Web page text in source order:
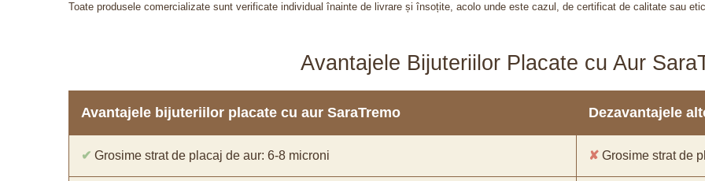
Toate produsele comercializate sunt verificate individual înainte de livrare și însoțite, acolo unde este cazul, de certificat de calitate sau
Avantajele Bijuteriilor Placate cu Aur
Avantajele bijuteriilor placate cu aur SaraTremo Dezavantajele
✔ Grosime strat de placaj de aur: 6-8 microni ✘ Grosime strat de